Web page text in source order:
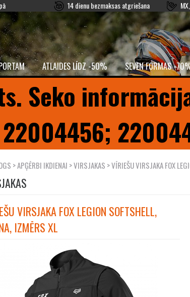
14 dienu bezmaksas atgriešana
ATLAIDES LĪDZ -50% SEVEN FORMAS -
Seko
22004456;
>APĢĒRBI IKDIENAI >VIRSJAKAS > VĪRIEŠU VIRSJAKA FOX
VIRSJAKA FOX LEGION SOFTSHELL,
IZMĒRS XL